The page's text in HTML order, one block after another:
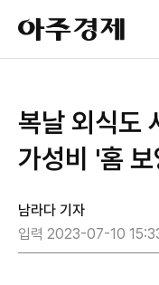
아
주
경
복날 외식도
가성비 '홈
남라다 기자
입력 2023-07-10